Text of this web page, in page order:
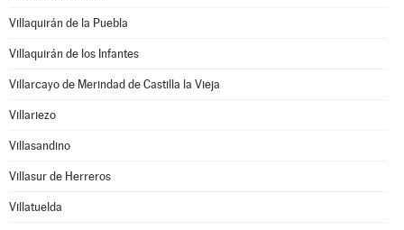
Villaquirán de la Puebla
Villaquirán de los Infantes
Villarcayo de Merindad de Castilla la Vieja
Villariezo
Villasandino
Villasur de Herreros
Villatuelda